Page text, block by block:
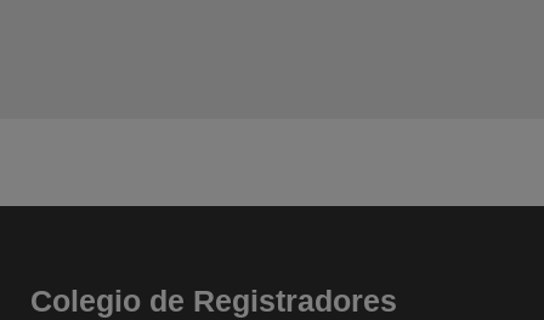
Colegio de Registradores